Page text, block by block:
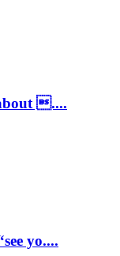
....
yo....